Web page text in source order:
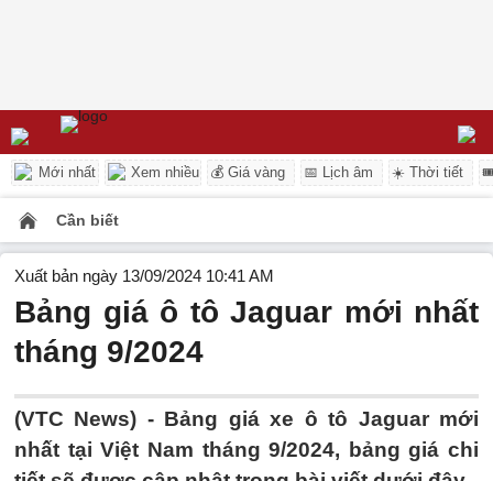
Mới nhất Xem nhiều 💰 Giá vàng 📅 Lịch âm ☀️ Thời tiết
Cần biết
Xuất bản ngày 13/09/2024 10:41 AM
Bảng giá ô tô Jaguar mới nhất
tháng 9/2024
(VTC News) - Bảng giá xe ô tô Jaguar mới
nhất tại Việt Nam tháng 9/2024, bảng giá chi